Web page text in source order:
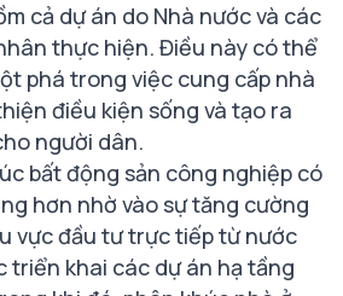
cả dự án do Nhà nước và các
thực hiện. Điều này có thể
phá trong việc cung cấp nhà
điều kiện sống và tạo ra
người dân.
bất động sản công nghiệp có
hơn nhờ vào sự tăng cường
vực đầu tư trực tiếp từ nước
triển khai các dự án hạ tầng